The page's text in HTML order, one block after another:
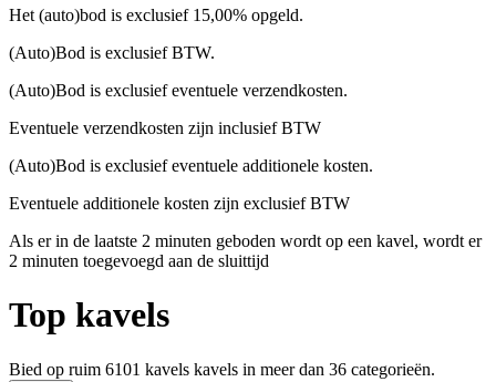
Het (auto)bod is exclusief 15,00% opgeld.
(Auto)Bod is exclusief BTW.
(Auto)Bod is exclusief eventuele verzendkosten.
Eventuele verzendkosten zijn inclusief BTW
(Auto)Bod is exclusief eventuele additionele kosten.
Eventuele additionele kosten zijn exclusief BTW
Als er in de laatste 2 minuten geboden wordt op een kavel, wordt er
2 minuten toegevoegd aan de sluittijd
Top kavels
Bied op ruim 6101 kavels kavels in meer dan 36 categorieën.